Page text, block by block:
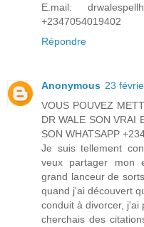
E.mail:
+2347054019402
Répondre
Anonymous 23
VOUS POUVEZ
DR WALE SON VRAI
SON WHATSAPP
Je suis tellement
veux partager mon
grand lanceur de
quand j'ai découvert
conduit à divorcer, j'ai
cherchais des